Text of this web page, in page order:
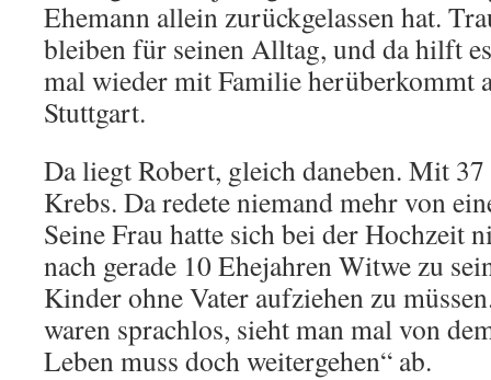
Ehemann allein zurückgelassen hat.
bleiben für seinen Alltag, und da hilft
mal wieder mit Familie herüberkommt
Stuttgart.
Da liegt Robert, gleich daneben. Mit 37
Krebs. Da redete niemand mehr von
Seine Frau hatte sich bei der Hochzeit
nach gerade 10 Ehejahren Witwe zu
Kinder ohne Vater aufziehen zu
waren sprachlos, sieht man mal von
Leben muss doch weitergehen“ ab.